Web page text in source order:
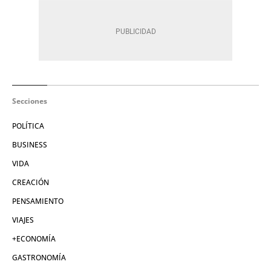
Secciones
POLÍTICA
BUSINESS
VIDA
CREACIÓN
PENSAMIENTO
VIAJES
+ECONOMÍA
GASTRONOMÍA